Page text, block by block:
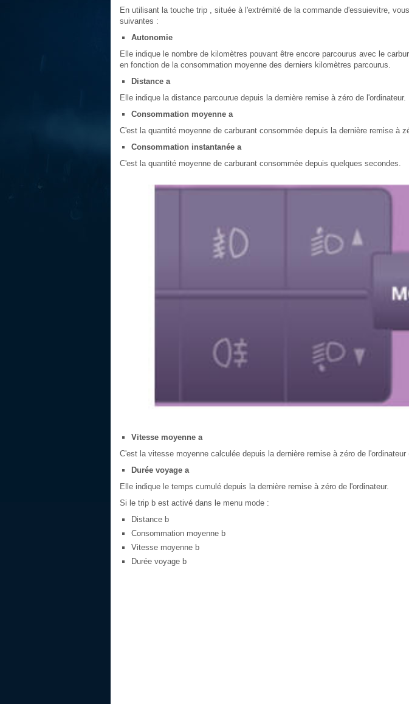
En utilisant la touche trip , située à l'extrémité de la commande d'essuievitre,
suivantes :
Autonomie
Elle indique le nombre de kilomètres pouvant être encore parcourus avec le
en fonction de la consommation moyenne des derniers kilomètres parcourus.
Distance a
Elle indique la distance parcourue depuis la dernière remise à zéro de l'ordinateur.
Consommation moyenne a
C'est la quantité moyenne de carburant consommée depuis la dernière remise à
Consommation instantanée a
C'est la quantité moyenne de carburant consommée depuis quelques secondes.
Vitesse moyenne a
C'est la vitesse moyenne calculée depuis la dernière remise à zéro de
Durée voyage a
Elle indique le temps cumulé depuis la dernière remise à zéro de l'ordinateur.
Si le trip b est activé dans le menu mode :
Distance b
Consommation moyenne b
Vitesse moyenne b
Durée voyage b